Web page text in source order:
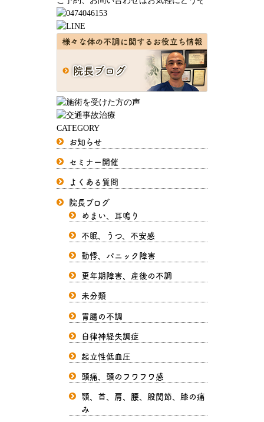
CATEGORY
お知らせ
セミナー開催
よくある質問
院長ブログ
めまい、耳鳴り
不眠、うつ、不安感
動悸、パニック障害
更年期障害、産後の不調
未分類
胃腸の不調
自律神経失調症
起立性低血圧
頭痛、頭のフワフワ感
顎、首、肩、腰、股関節、膝の痛
み